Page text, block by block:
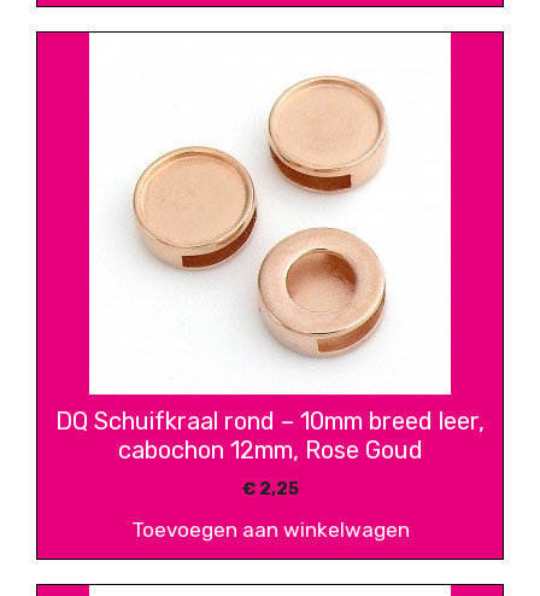
DQ Schuifkraal rond – 10mm breed leer,
cabochon 12mm, Rose Goud
€2,25
Toevoegen aan winkelwagen